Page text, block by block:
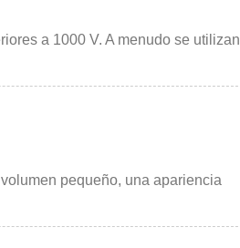
a 1000 V. A menudo se utilizan
pequeño, una apariencia